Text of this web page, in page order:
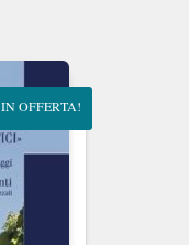
IN OFFERTA!